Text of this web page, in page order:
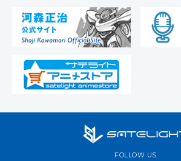
FOLLOW US